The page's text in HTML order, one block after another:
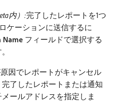
内）:​完了したレポートを1つ
ケーションに送信するに
Name フィールドで選択する
因でレポートがキャンセル
了したレポートまたは通知
ールアドレスを指定しま